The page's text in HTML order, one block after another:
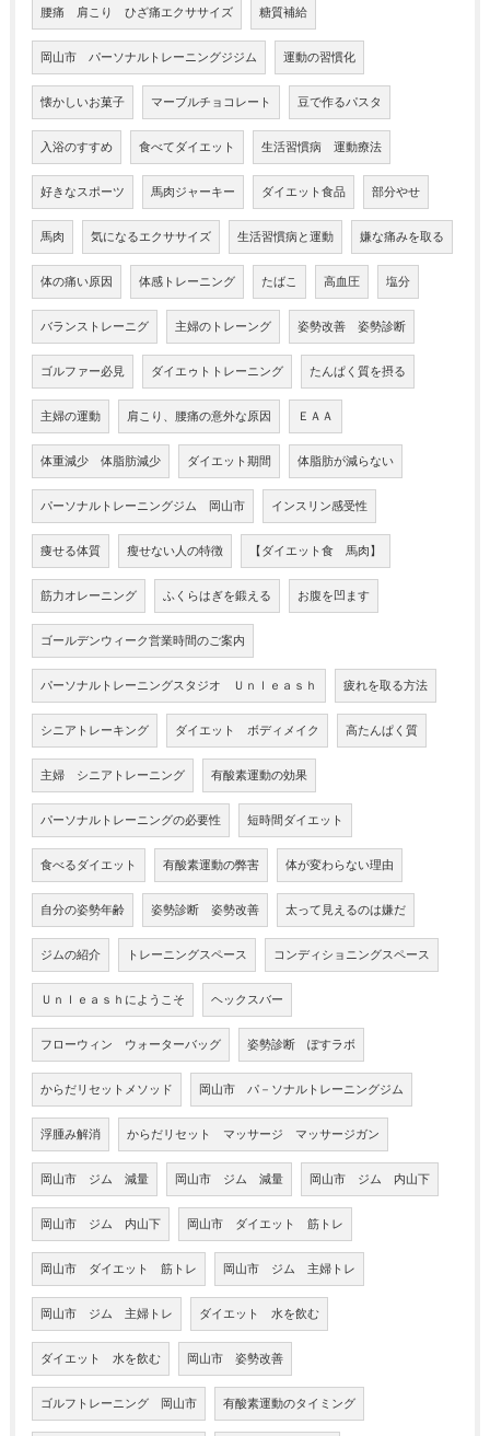
腰痛 肩こり ひざ痛エクササイズ 糖質補給
岡山市 パーソナルトレーニングジジム 運動の習慣化
懐かしいお菓子 マーブルチョコレート 豆で作るパスタ
入浴のすすめ 食べてダイエット 生活習慣病 運動療法
好きなスポーツ 馬肉ジャーキー ダイエット食品 部分やせ
馬肉 気になるエクササイズ 生活習慣病と運動 嫌な痛みを取る
体の痛い原因 体感トレーニング たばこ 高血圧 塩分
バランストレーニグ 主婦のトレーング 姿勢改善 姿勢診断
ゴルファー必見 ダイエゥトトレーニング たんぱく質を摂る
主婦の運動 肩こり、腰痛の意外な原因 ＥＡＡ
体重減少 体脂肪減少 ダイエット期間 体脂肪が減らない
パーソナルトレーニングジム 岡山市 インスリン感受性
痩せる体質 瘦せない人の特徴 【ダイエット食 馬肉】
筋力オレーニング ふくらはぎを鍛える お腹を凹ます
ゴールデンウィーク営業時間のご案内
パーソナルトレーニングスタジオ Ｕｎｌｅａｓｈ 疲れを取る方法
シニアトレーキング ダイエット ボディメイク 高たんぱく質
主婦 シニアトレーニング 有酸素運動の効果
パーソナルトレーニングの必要性 短時間ダイエット
食べるダイエット 有酸素運動の弊害 体が変わらない理由
自分の姿勢年齢 姿勢診断 姿勢改善 太って見えるのは嫌だ
ジムの紹介 トレーニングスペース コンディショニングスペース
Ｕｎｌｅａｓｈにようこそ ヘックスバー
フローウィン ウォーターバッグ 姿勢診断 ぽすラボ
からだリセットメソッド 岡山市 パ－ソナルトレーニングジム
浮腫み解消 からだリセット マッサージ マッサージガン
岡山市 ジム 減量 岡山市 ジム 減量 岡山市 ジム 内山下
岡山市 ジム 内山下 岡山市 ダイエット 筋トレ
岡山市 ダイエット 筋トレ 岡山市 ジム 主婦トレ
岡山市 ジム 主婦トレ ダイエット 水を飲む
ダイエット 水を飲む 岡山市 姿勢改善
ゴルフトレーニング 岡山市 有酸素運動のタイミング